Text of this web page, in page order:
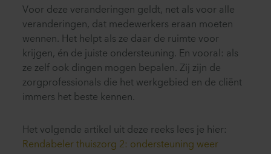
Voor deze veranderingen geldt, net als voor alle
veranderingen, dat medewerkers eraan moeten
wennen. Het helpt als ze daar de ruimte voor
krijgen, én de juiste ondersteuning. En vooral: als
ze zelf ook dingen mogen bepalen. Zij zijn de
zorgprofessionals die het werkgebied en de cliënt
immers het beste kennen.
Het volgende artikel uit deze reeks lees je hier:
Rendabeler thuiszorg 2: ondersteuning weer